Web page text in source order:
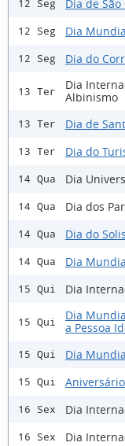
12 Seg Dia de
12 Seg Dia
12 Seg Dia do
13 Ter
Dia
Albinismo
13 Ter Dia de
13 Ter Dia do
14 Qua Dia
14 Qua Dia dos
14 Qua Dia do
14 Qua Dia
15 Qui Dia
15 Qui
Dia
a Pessoa
15 Qui Dia
15 Qui
16 Sex Dia
16 Sex Dia